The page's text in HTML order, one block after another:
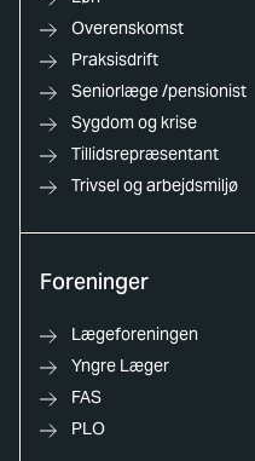
Overenskomst
Praksisdrift
Seniorlæge /pensionist
Sygdom og krise
Tillidsrepræsentant
Trivsel og arbejdsmiljø
Foreninger
Lægeforeningen
Yngre Læger
FAS
PLO